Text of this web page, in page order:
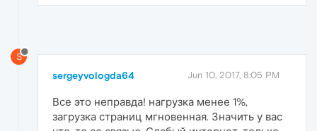
S
sergeyvologda64 Jun 10, 2017, 8:05 PM
Все это неправда! нагрузка менее 1%,
загрузка страниц мгновенная. Значить у вас